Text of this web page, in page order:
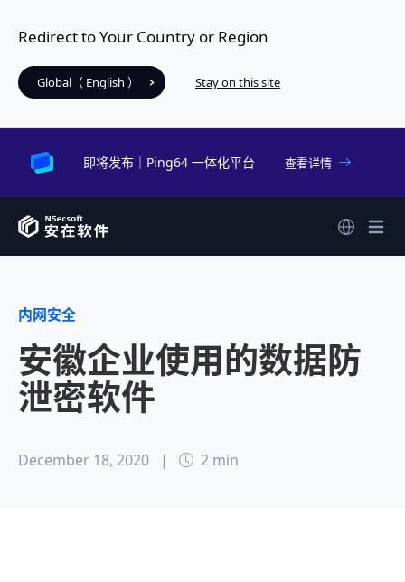
Redirect to Your Country or Region
Global（ English ） Stay on this site
即将发布｜Ping64 一体化平台 查看详情
内网安全
安徽企业使用的数据防
泄密软件
December 18, 2020 | 2 min